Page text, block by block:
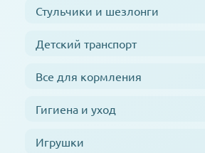
Стульчики и шезлонги
Детский транспорт
Все для кормления
Гигиена и уход
Игрушки